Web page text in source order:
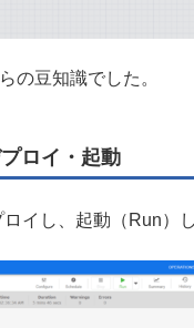
の豆知識でした。
ロイ・起動
イし、起動（Run）し